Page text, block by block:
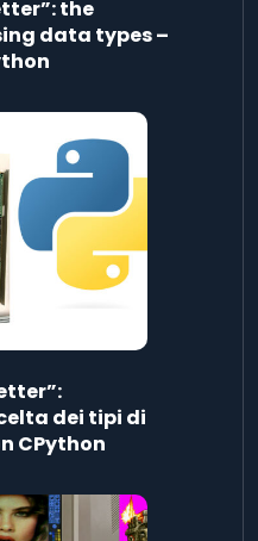
the
data types –
dei tipi di
CPython